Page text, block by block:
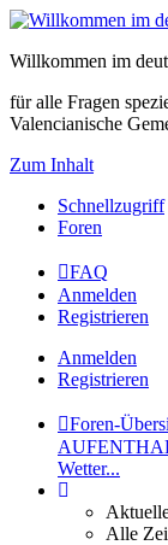
Willkommen im
für alle Fragen
Valencianische
Zum Inhalt
Schnellzugriff
Foren
FAQ
Anmelden
Registrieren
Anmelden
Registrieren
Foren-
Wetter...
Alle